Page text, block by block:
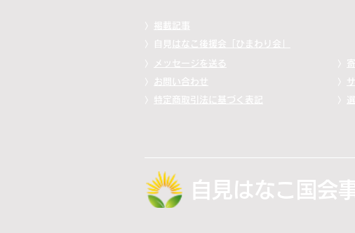
〉 掲載記事
〉自見 はなこ後援会「ひまわり会」
〉
メッセージを送る
〉
お問い合わせ
〉
特定商取引法に基づく表記
〉
〉
〉
自見はなこ国会